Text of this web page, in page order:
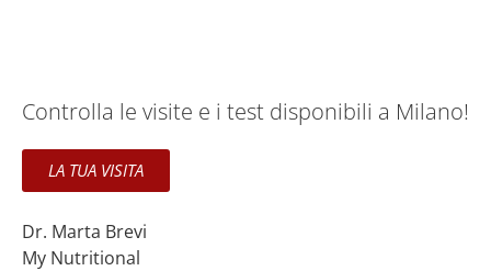
Controlla le visite e i test disponibili a Milano!
LA TUA VISITA
Dr. Marta Brevi
My Nutritional